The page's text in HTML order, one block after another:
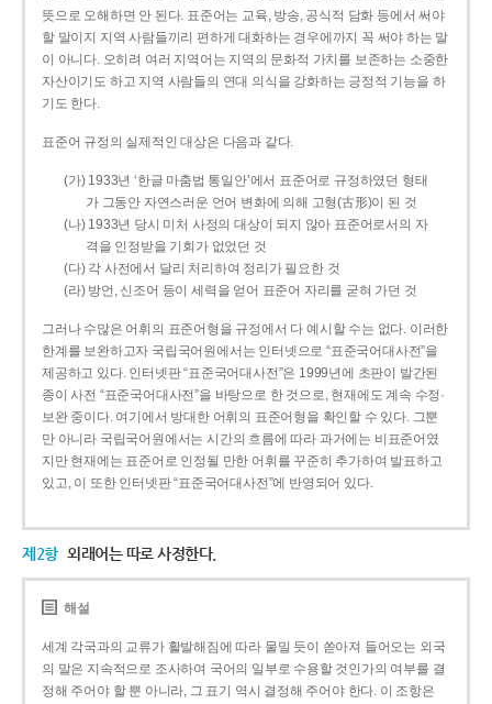
뜻으로 오해하면 안 된다. 표준어는 교육, 방송, 공식적 담화 등에서 써야
할 말이지 지역 사람들끼리 편하게 대화하는 경우에까지 꼭 써야 하는 말
이 아니다. 오히려 여러 지역어는 지역의 문화적 가치를 보존하는 소중한
자산이기도 하고 지역 사람들의 연대 의식을 강화하는 긍정적 기능을 하
기도 한다.
표준어 규정의 실제적인 대상은 다음과 같다.
(가) 1933년 ‘한글 마춤법 통일안’에서 표준어로 규정하였던 형태
가 그동안 자연스러운 언어 변화에 의해 고형(古形)이 된 것
(나) 1933년 당시 미처 사정의 대상이 되지 않아 표준어로서의 자
격을 인정받을 기회가 없었던 것
(다) 각 사전에서 달리 처리하여 정리가 필요한 것
(라) 방언, 신조어 등이 세력을 얻어 표준어 자리를 굳혀 가던 것
그러나 수많은 어휘의 표준어형을 규정에서 다 예시할 수는 없다. 이러한
한계를 보완하고자 국립국어원에서는 인터넷으로 “표준국어대사전”을
제공하고 있다. 인터넷판 “표준국어대사전”은 1999년에 초판이 발간된
종이 사전 “표준국어대사전”을 바탕으로 한 것으로, 현재에도 계속 수정·
보완 중이다. 여기에서 방대한 어휘의 표준어형을 확인할 수 있다. 그뿐
만 아니라 국립국어원에서는 시간의 흐름에 따라 과거에는 비표준어였
지만 현재에는 표준어로 인정될 만한 어휘를 꾸준히 추가하여 발표하고
있고, 이 또한 인터넷판 “표준국어대사전”에 반영되어 있다.
제2항 외래어는 따로 사정한다.
해설
세계 각국과의 교류가 활발해짐에 따라 물밀 듯이 쏟아져 들어오는 외국
의 말은 지속적으로 조사하여 국어의 일부로 수용할 것인가의 여부를 결
정해 주어야 할 뿐 아니라, 그 표기 역시 결정해 주어야 한다. 이 조항은